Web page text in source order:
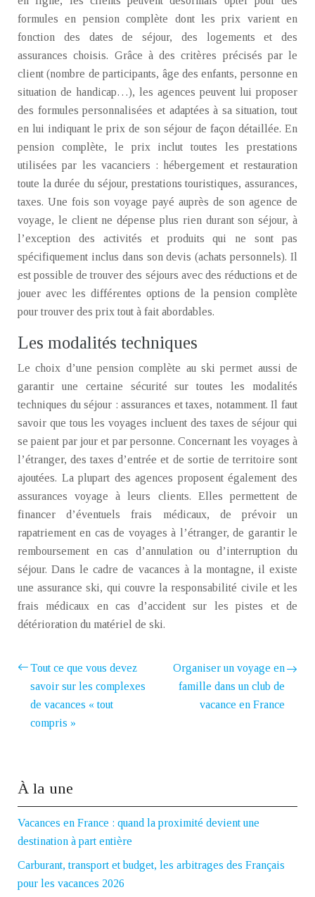
formules en pension complète dont les prix varient en
fonction des dates de séjour, des logements et des
assurances choisis. Grâce à des critères précisés par le
client (nombre de participants, âge des enfants, personne en
situation de handicap…), les agences peuvent lui proposer
des formules personnalisées et adaptées à sa situation, tout
en lui indiquant le prix de son séjour de façon détaillée. En
pension complète, le prix inclut toutes les prestations
utilisées par les vacanciers : hébergement et restauration
toute la durée du séjour, prestations touristiques, assurances,
taxes. Une fois son voyage payé auprès de son agence de
voyage, le client ne dépense plus rien durant son séjour, à
l’exception des activités et produits qui ne sont pas
spécifiquement inclus dans son devis (achats personnels). Il
est possible de trouver des séjours avec des réductions et de
jouer avec les différentes options de la pension complète
pour trouver des prix tout à fait abordables.
Les modalités techniques
Le choix d’une pension complète au ski permet aussi de
garantir une certaine sécurité sur toutes les modalités
techniques du séjour : assurances et taxes, notamment. Il faut
savoir que tous les voyages incluent des taxes de séjour qui
se paient par jour et par personne. Concernant les voyages à
l’étranger, des taxes d’entrée et de sortie de territoire sont
ajoutées. La plupart des agences proposent également des
assurances voyage à leurs clients. Elles permettent de
financer d’éventuels frais médicaux, de prévoir un
rapatriement en cas de voyages à l’étranger, de garantir le
remboursement en cas d’annulation ou d’interruption du
séjour. Dans le cadre de vacances à la montagne, il existe
une assurance ski, qui couvre la responsabilité civile et les
frais médicaux en cas d’accident sur les pistes et de
détérioration du matériel de ski.
Tout ce que vous devez
savoir sur les complexes
de vacances « tout
compris »
Organiser un voyage en
famille dans un club de
vacance en France
À la une
Vacances en France : quand la proximité devient une
destination à part entière
Carburant, transport et budget, les arbitrages des Français
pour les vacances 2026